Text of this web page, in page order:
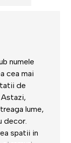
numele
cea mai
de
lume,
decor
spatii in